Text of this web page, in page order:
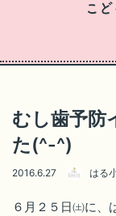
むし歯予防
た(^-^)
2016.6.27 はる
６月２５日㈯に、